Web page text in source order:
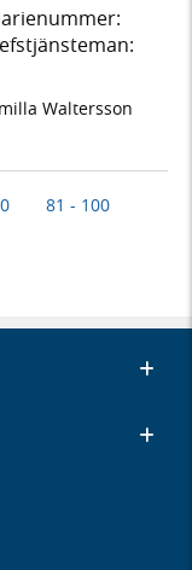
Waltersson
81 - 100